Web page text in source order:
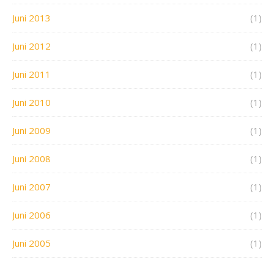
Juni 2013 (1)
Juni 2012 (1)
Juni 2011 (1)
Juni 2010 (1)
Juni 2009 (1)
Juni 2008 (1)
Juni 2007 (1)
Juni 2006 (1)
Juni 2005 (1)